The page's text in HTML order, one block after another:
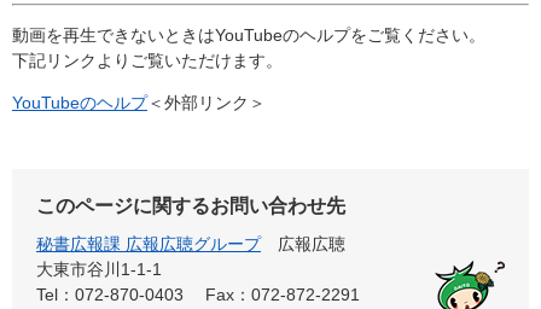
動画を再生できないときはYouTubeのヘルプをご覧ください。
下記リンクよりご覧いただけます。
YouTubeのヘルプ＜外部リンク＞
このページに関するお問い合わせ先
秘書広報課 広報広聴グループ
広報広聴
大東市谷川1-1-1
Tel：072-870-0403
Fax：072-872-2291